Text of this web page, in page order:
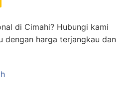
di Cimahi? Hubungi kami
dengan harga terjangkau dan